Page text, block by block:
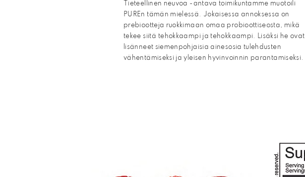
Tieteellinen neuvoa -antava toimikuntamme muotoili
PUREn tämän mielessä. Jokaisessa annoksessa on
prebiootteja ruokkimaan omaa probioottiseosta, mikä
tekee siitä tehokkaampi ja tehokkaampi. Lisäksi he ovat
lisänneet siemenpohjaisia ainesosia tulehdusten
vähentämiseksi ja yleisen hyvinvoinnin parantamiseksi.